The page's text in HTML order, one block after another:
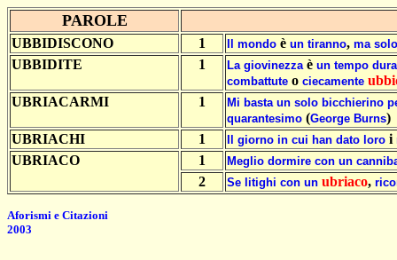
PAROLE
UBBIDISCONO 1 mondo è un tiranno, ma solo
UBBIDITE 1 La giovinezza è un tempo
combattute o ciecamente
UBRIACARMI
1 Mi basta un solo bicchierino
quarantesimo (George Burns)
UBRIACHI
1 giorno in cui han dato loro i
UBRIACO 1 Meglio dormire con un
2 Se litighi con un ubriaco,
Aforismi e Citazioni
2003